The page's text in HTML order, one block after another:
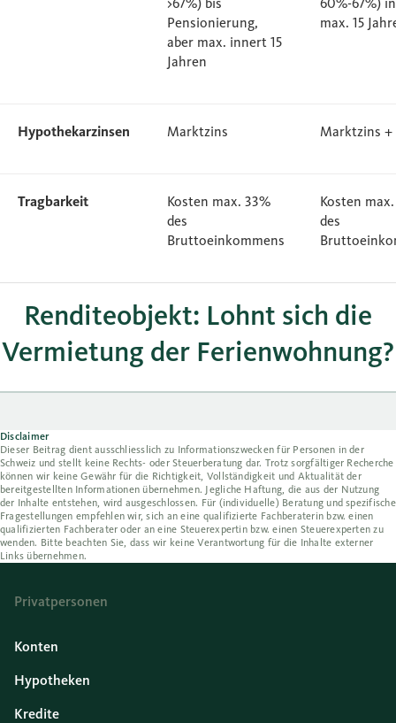
Pensionierung,
aber max. innert 15
Jahren
max. 15
Hypothekarzinsen Marktzins Marktzins +
Tragbarkeit
Kosten max. 33%
des
Bruttoeinkommens
Kosten
des
Renditeobjekt: Lohnt sich die
Vermietung der Ferienwohnung?
Disclaimer
Dieser Beitrag dient ausschliesslich zu Informationszwecken für Personen in der
Schweiz und stellt keine Rechts- oder Steuerberatung dar. Trotz sorgfältiger Recherche
können wir keine Gewähr für die Richtigkeit, Vollständigkeit und Aktualität der
bereitgestellten Informationen übernehmen. Jegliche Haftung, die aus der Nutzung
der Inhalte entstehen, wird ausgeschlossen. Für (individuelle) Beratung und spezifische
Fragestellungen empfehlen wir, sich an eine qualifizierte Fachberaterin bzw. einen
qualifizierten Fachberater oder an eine Steuerexpertin bzw. einen Steuerexperten zu
wenden. Bitte beachten Sie, dass wir keine Verantwortung für die Inhalte externer
Links übernehmen.
Privatpersonen
Konten
Hypotheken
Kredite